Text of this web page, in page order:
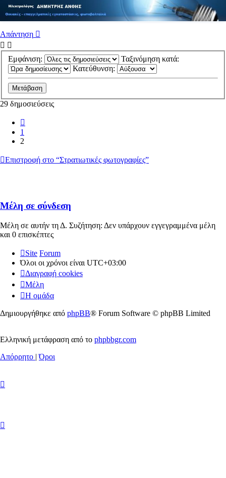
Απάντηση
Εμφάνιση:
Ταξινόμηση κατά:
Κατεύθυνση:
29 δημοσιεύσεις
1
2
Επιστροφή στο “Στρατιωτικές φωτογραφίες”
Μέλη σε σύνδεση
Μέλη σε αυτήν τη Δ. Συζήτηση: Δεν υπάρχουν εγγεγραμμένα μέλη
και 0 επισκέπτες
Site Forum
Όλοι οι χρόνοι είναι UTC+03:00
Διαγραφή cookies
Μέλη
Η ομάδα
Δημιουργήθηκε από phpBB® Forum Software © phpBB Limited
Ελληνική μετάφραση από το phpbbgr.com
Απόρρητο |Όροι